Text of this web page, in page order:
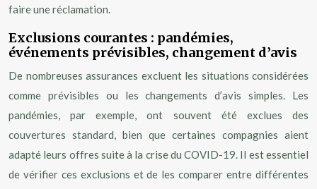
faire une réclamation.
Exclusions courantes : pandémies,
événements prévisibles, changement d’avis
De nombreuses assurances excluent les situations considérées
comme prévisibles ou les changements d’avis simples. Les
pandémies, par exemple, ont souvent été exclues des
couvertures standard, bien que certaines compagnies aient
adapté leurs offres suite à la crise du COVID-19. Il est essentiel
de vérifier ces exclusions et de les comparer entre différentes